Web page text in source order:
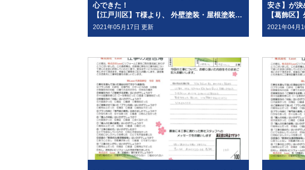
心できた！
【江戸川区】T様より、 外壁塗装・屋根塗装・コーキング・防水工事
2021年05月17日 更新
安さ】が決
2021年04月